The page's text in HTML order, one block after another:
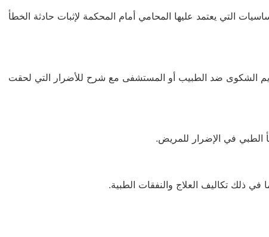
التي يعتمد عليها المحامي أمام المحكمة لإثبات حادثة الخطأ
الشكوى ضد الطبيب أو المستشفى مع شرح للأضرار التي لحقت
الطبي في الإضرار للمريض.
ذلك تكاليف العلاج والنفقات الطبية.